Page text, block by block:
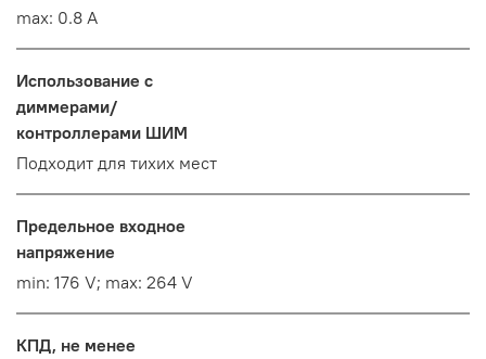
max: 0.8 A
Использование с
диммерами/
контроллерами ШИМ
Подходит для тихих мест
Предельное входное
напряжение
min: 176 V; max: 264 V
КПД, не менее